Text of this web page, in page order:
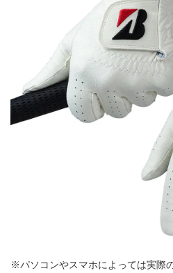
※パソコンやスマホによっては実際